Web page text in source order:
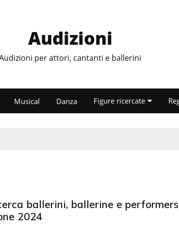
Audizioni
per attori, cantanti e ballerini
Musical Danza Figure ricercate
ballerini, ballerine e performers
2024